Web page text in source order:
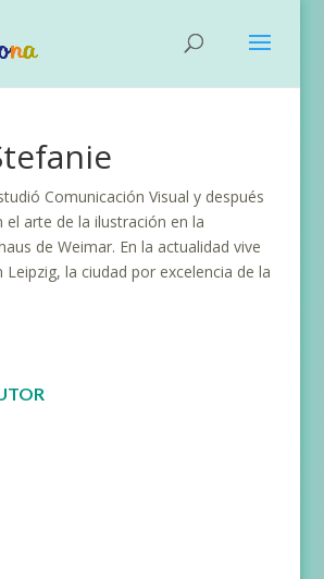
Comunicación Visual y después
el arte de la ilustración en la
de Weimar. En la actualidad vive
Leipzig, la ciudad por excelencia de la